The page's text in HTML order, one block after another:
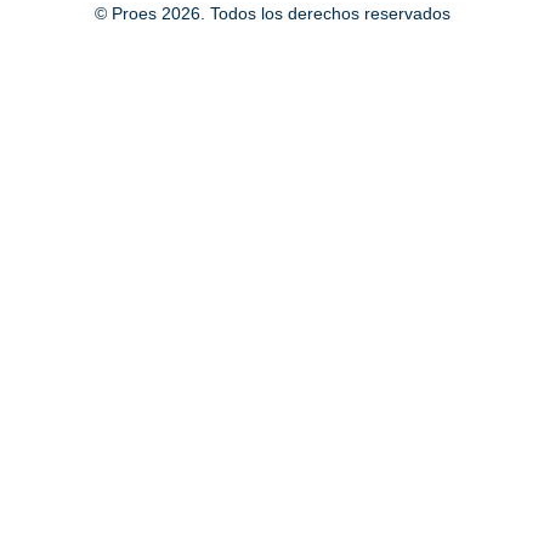
© Proes 2026. Todos los derechos reservados